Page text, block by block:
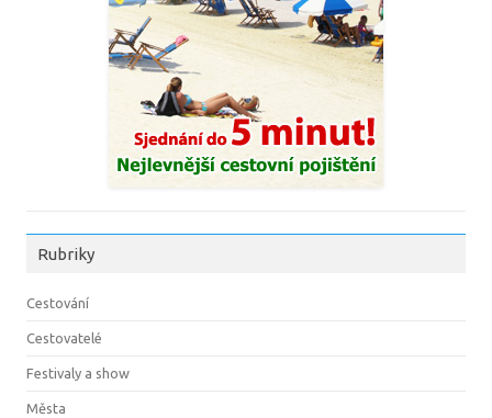
Rubriky
Cestování
Cestovatelé
Festivaly a show
Města